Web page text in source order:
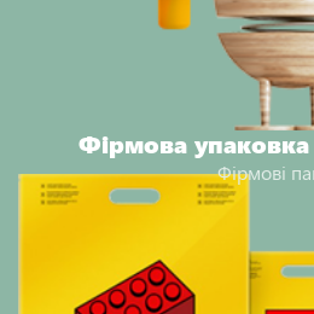
Фірмова упаковка
Фірмові